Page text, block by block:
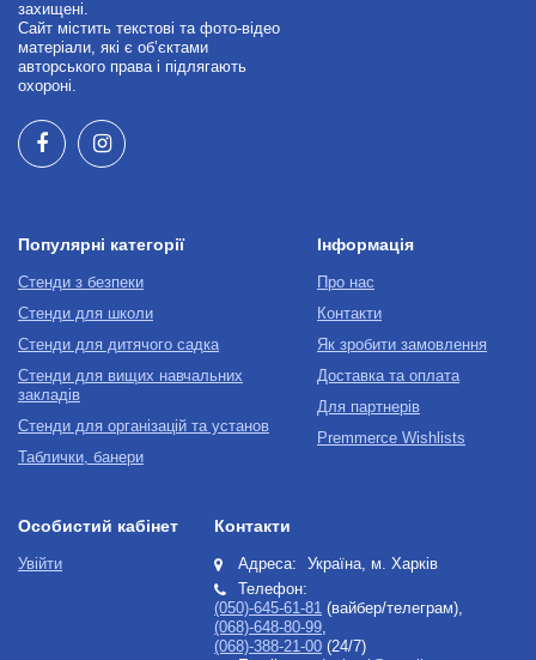
захищені.
Сайт містить текстові та фото-відео
матеріали, які є об’єктами
авторського права і підлягають
охороні.
Популярні категорії
Стенди з безпеки
Стенди для школи
Стенди для дитячого садка
Стенди для вищих навчальних
закладів
Стенди для організацій та установ
Таблички, банери
Інформація
Про нас
Контакти
Як зробити замовлення
Доставка та оплата
Для партнерів
Premmerce Wishlists
Особистий кабінет
Увійти
Контакти
Адреса:
Україна, м. Харків
Телефон:
(050)-645-61-81 (вайбер/телеграм),
(068)-648-80-99,
(068)-388-21-00 (24/7)